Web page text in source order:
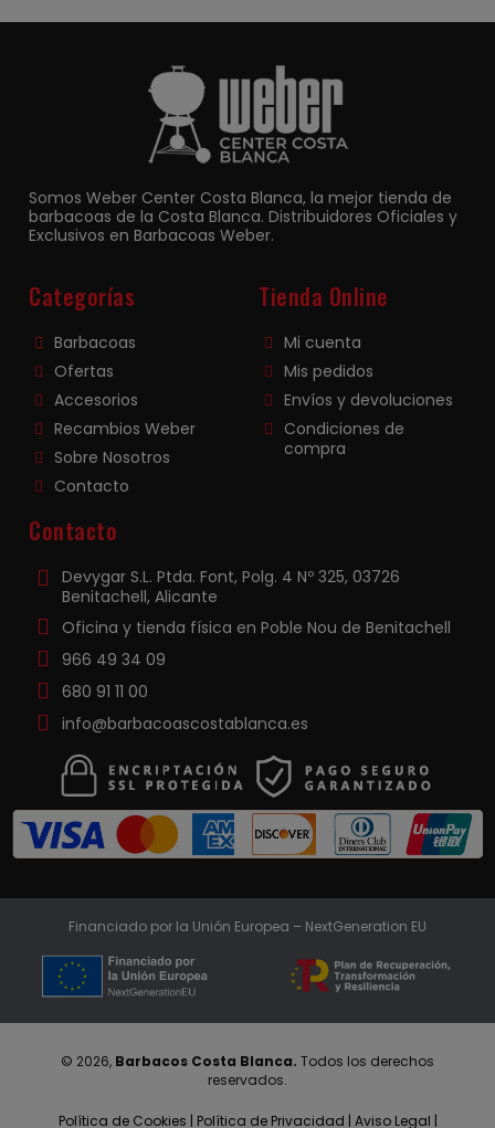
Somos Weber Center Costa Blanca, la mejor tienda de
barbacoas de la Costa Blanca. Distribuidores Oficiales y
Exclusivos en Barbacoas Weber.
Categorías
Barbacoas
Ofertas
Accesorios
Recambios Weber
Sobre Nosotros
Contacto
Tienda Online
Mi cuenta
Mis pedidos
Envíos y devoluciones
Condiciones de
compra
Contacto
Devygar S.L. Ptda. Font, Polg. 4 Nº 325, 03726
Benitachell, Alicante
Oficina y tienda física en Poble Nou de Benitachell
966 49 34 09
680 91 11 00
info@barbacoascostablanca.es
Financiado por la Unión Europea – NextGeneration EU
© 2026, Barbacos Costa Blanca. Todos los derechos
reservados.
Política de Cookies | Política de Privacidad | Aviso Legal |